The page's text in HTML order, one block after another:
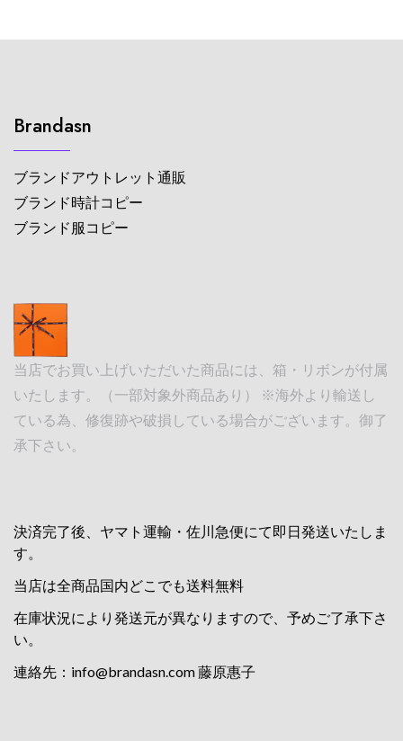
Brandasn
ブランドアウトレット通販
ブランド時計コピー
ブランド服コピー
当店でお買い上げいただいた商品には、箱・リボンが付属
いたします。（一部対象外商品あり） ※海外より輸送し
ている為、修復跡や破損している場合がございます。御了
承下さい。
決済完了後、ヤマト運輸・佐川急便にて即日発送いたしま
す。
当店は全商品国内どこでも送料無料
在庫状況により発送元が異なりますので、予めご了承下さ
い。
連絡先： info@brandasn.com藤原惠子